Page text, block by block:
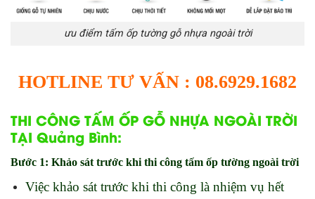
ưu điểm tấm ốp tường gỗ nhựa ngoài trời
HOTLINE TƯ VẤN : 08.6929.1682
THI CÔNG TẤM ỐP GỖ NHỰA NGOÀI TRỜI
TẠI Quảng Bình:
Bước 1: Khảo sát trước khi thi công tấm ốp tường ngoài trời
Việc khảo sát trước khi thi công là nhiệm vụ hết